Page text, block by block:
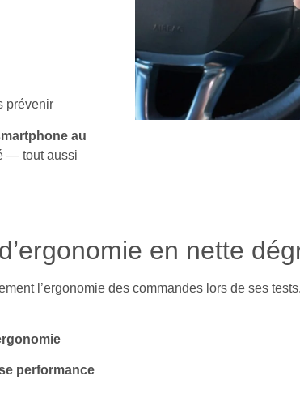
prévenir
au
— tout aussi
en nette
l’ergonomie des commandes lors de ses
performance